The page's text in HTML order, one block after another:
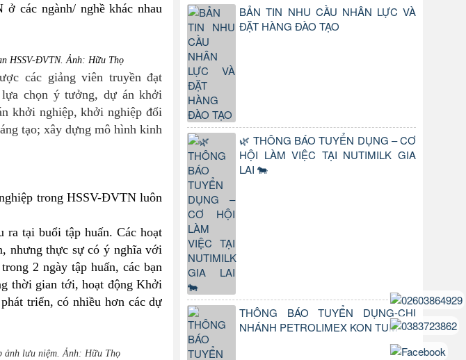
các ngành/ nghề khác nhau
HSSV-ĐVTN. Ảnh: Hữu Thọ
các giảng viên truyền đạt
lựa chọn ý tưởng, dự án khởi
khởi nghiệp, khởi nghiệp đổi
tạo; xây dựng mô hình kinh
trong HSSV-ĐVTN luôn
tại buổi tập huấn. Các hoạt
nhưng thực sự có ý nghĩa với
2 ngày tập huấn, các bạn
thời gian tới, hoạt động Khởi
triển, có nhiều hơn các dự
ảnh lưu niệm. Ảnh: Hữu Thọ
BẢN TIN NHU CẦU NHÂN LỰC VÀ
ĐẶT HÀNG ĐÀO TẠO
🌿 THÔNG BÁO TUYỂN DỤNG – CƠ
HỘI LÀM VIỆC TẠI NUTIMILK GIA
LAI 🐄
THÔNG BÁO TUYỂN DỤNG-CHI
NHÁNH PETROLIMEX KON TUM